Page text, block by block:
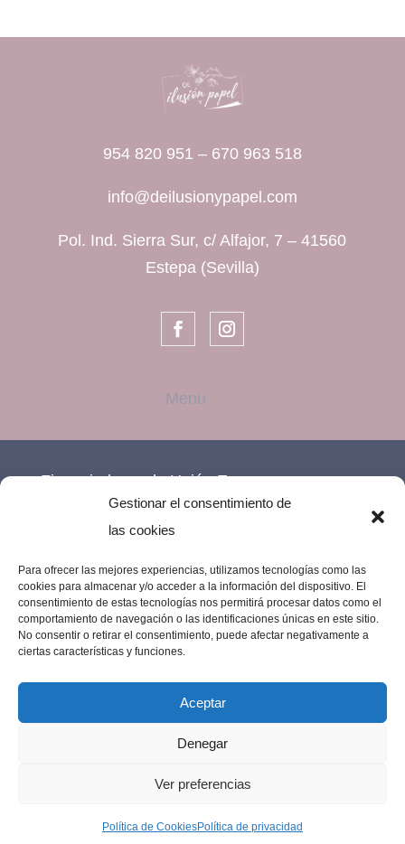
Gestionar el consentimiento de
las cookies
Para ofrecer las mejores experiencias, utilizamos tecnologías como las
cookies para almacenar y/o acceder a la información del dispositivo. El
consentimiento de estas tecnologías nos permitirá procesar datos como el
comportamiento de navegación o las identificaciones únicas en este sitio.
No consentir o retirar el consentimiento, puede afectar negativamente a
ciertas características y funciones.
Aceptar
Denegar
Ver preferencias
Política de CookiesPolítica de privacidad
954 820 951 – 670 963 518
info@deilusionypapel.com
Pol. Ind. Sierra Sur, c/ Alfajor, 7 – 41560
Estepa (Sevilla)
Financiado por la Unión Europea –
NextGenerationEU.
Imprenta Los Remedios © 2023 | Todos los
MarujaLimón